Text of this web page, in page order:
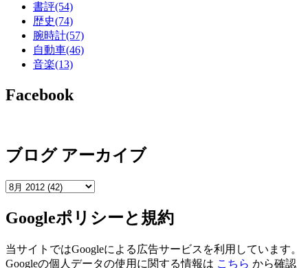
書評(54)
歴史(74)
腕時計(57)
自動車(46)
音楽(13)
Facebook
ブログ アーカイブ
Googleポリシーと規約
当サイトではGoogleによる広告サービスを利用しています。
Googleの個人データの使用に関する情報は こちら から確認